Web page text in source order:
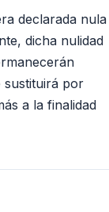
declarada nula
dicha nulidad
sustituirá por
a la finalidad